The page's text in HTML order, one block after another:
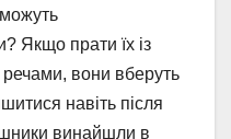
Якщо прати їх із
вони вберуть
навіть після
винайшли в